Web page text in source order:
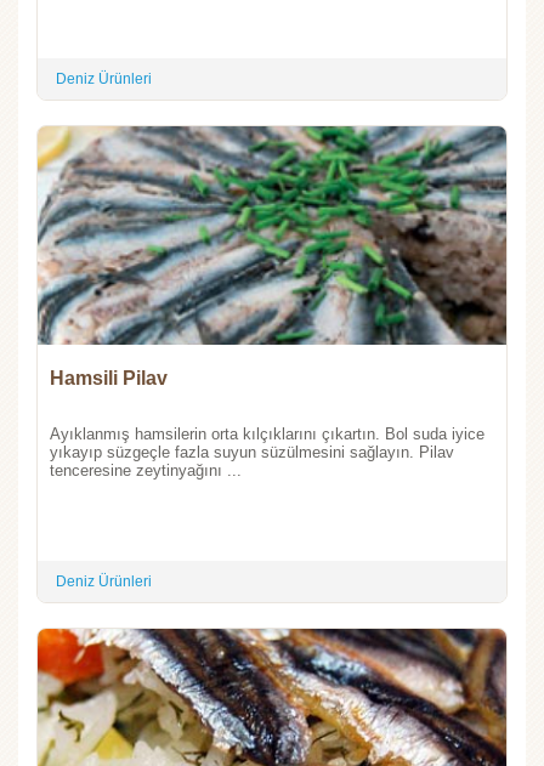
Deniz Ürünleri
Hamsili Pilav
Ayıklanmış hamsilerin orta kılçıklarını çıkartın. Bol suda iyice
yıkayıp süzgeçle fazla suyun süzülmesini sağlayın. Pilav
tenceresine zeytinyağını ...
Deniz Ürünleri